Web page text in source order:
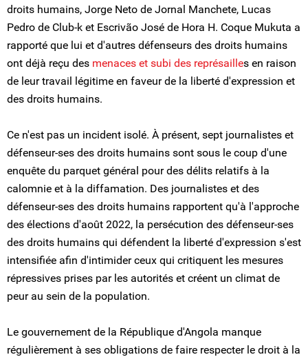
droits humains, Jorge Neto de Jornal Manchete, Lucas
Pedro de Club-k et Escrivão José de Hora H. Coque Mukuta a
rapporté que lui et d'autres défenseurs des droits humains
ont déjà reçu des menaces et subi des représailles en raison
de leur travail légitime en faveur de la liberté d'expression et
des droits humains.
Ce n'est pas un incident isolé. À présent, sept journalistes et
défenseur-ses des droits humains sont sous le coup d'une
enquête du parquet général pour des délits relatifs à la
calomnie et à la diffamation. Des journalistes et des
défenseur-ses des droits humains rapportent qu'à l'approche
des élections d'août 2022, la persécution des défenseur-ses
des droits humains qui défendent la liberté d'expression s'est
intensifiée afin d'intimider ceux qui critiquent les mesures
répressives prises par les autorités et créent un climat de
peur au sein de la population.
Le gouvernement de la République d'Angola manque
régulièrement à ses obligations de faire respecter le droit à la